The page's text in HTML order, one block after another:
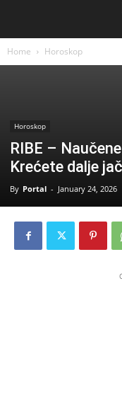
Home Horoskop
Horoskop
RIBE –
Krećete dalje
By Portal - January 24, 2026